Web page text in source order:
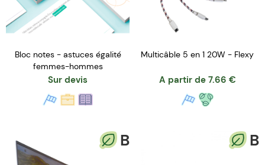
Bloc notes - astuces égalité
femmes-hommes
Sur devis
Multicâble 5 en 1 20W - Flexy
A partir de 7.66 €
B B